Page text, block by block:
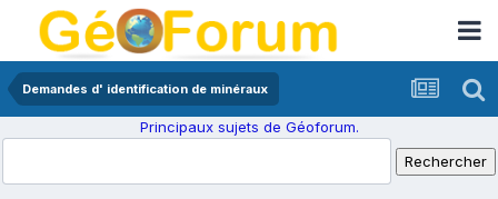
Demandes d' identification de minéraux
Principaux sujets de Géoforum.